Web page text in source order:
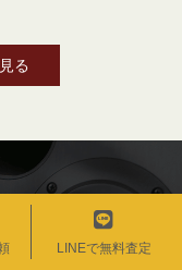
る
料査定
お気軽にお問合わせ
LINEで無料査定